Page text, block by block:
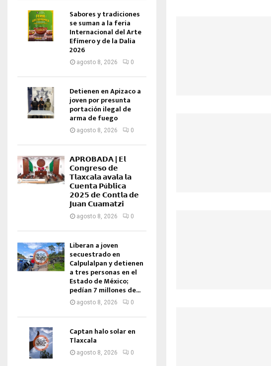
Sabores y tradiciones
se suman a la feria
Internacional del Arte
Efímero y de la Dalia
2026
agosto 8, 2026 0
Detienen en Apizaco a
joven por presunta
portación ilegal de
arma de fuego
agosto 8, 2026 0
𝗔𝗣𝗥𝗢𝗕𝗔𝗗𝗔 | 𝗘𝗹
𝗖𝗼𝗻𝗴𝗿𝗲𝘀𝗼 𝗱𝗲
𝗧𝗹𝗮𝘅𝗰𝗮𝗹𝗮 𝗮𝘃𝗮𝗹𝗮 𝗹𝗮
𝗖𝘂𝗲𝗻𝘁𝗮 𝗣ú𝗯𝗹𝗶𝗰𝗮
𝟮𝟬𝟮𝟱 𝗱𝗲 𝗖𝗼𝗻𝘁𝗹𝗮 𝗱𝗲
𝗝𝘂𝗮𝗻 𝗖𝘂𝗮𝗺𝗮𝘁𝘇𝗶
agosto 8, 2026 0
Liberan a joven
secuestrado en
Calpulalpan y detienen
a tres personas en el
Estado de México;
pedían 7 millones de...
agosto 8, 2026 0
Captan halo solar en
Tlaxcala
agosto 8, 2026 0